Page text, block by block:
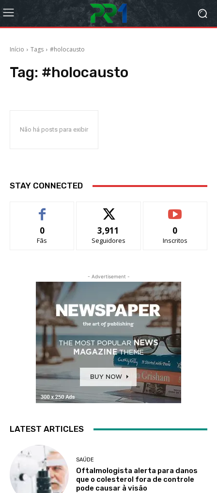
Início Tags #holocausto
Tag: #holocausto
Não há posts para exibir
STAY CONNECTED
0
Fãs
3,911
Seguidores
0
Inscritos
- Advertisement -
LATEST ARTICLES
SAÚDE
Oftalmologista alerta para danos
que o colesterol fora de controle
pode causar à visão